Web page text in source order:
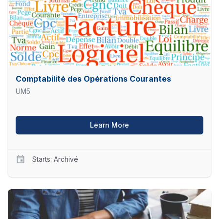
t01
Starts14
juil.
2026
Comptabilité des Opérations Courantes
UM5
Learn Moreabout Comptabilité des
Starts: Archivé
UM5
COC